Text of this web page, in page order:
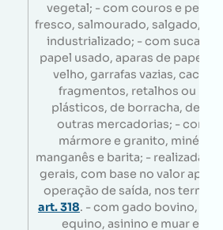
vegetal; - com couros e peles
fresco, salmourado, salgado,
industrializado; - com sucatas
papel usado, aparas de papel,
velho, garrafas vazias, cacos
fragmentos, retalhos ou
plásticos, de borracha, de
outras mercadorias; - com
mármore e granito, minério
manganês e barita; - realizadas
gerais, com base no valor
operação de saída, nos
art. 318. - com gado bovino,
equino, asinino e muar em